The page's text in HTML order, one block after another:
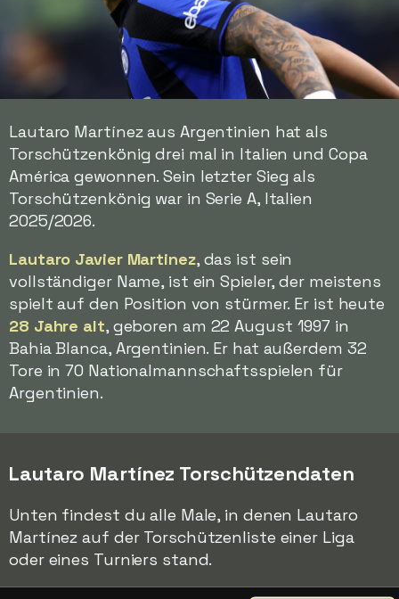
Lautaro Martínez aus Argentinien hat als
Torschützenkönig drei mal in Italien und Copa
América gewonnen. Sein letzter Sieg als
Torschützenkönig war in Serie A, Italien
2025/2026.
Lautaro Javier Martinez, das ist sein
vollständiger Name, ist ein Spieler, der meistens
spielt auf den Position von stürmer. Er ist heute
28 Jahre alt, geboren am 22 August 1997 in
Bahia Blanca, Argentinien. Er hat außerdem 32
Tore in 70 Nationalmannschaftsspielen für
Argentinien.
Lautaro Martínez Torschützendaten
Unten findest du alle Male, in denen Lautaro
Martínez auf der Torschützenliste einer Liga
oder eines Turniers stand.